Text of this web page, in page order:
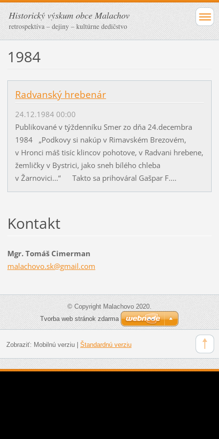
Historický výskum obce Malachov
retrospektíva – dejiny – kultúrne dedičstvo
1984
Radvanský hrebenár
24.12.1984 00:00
Publikované v týždenníku Smer zo dňa 24.decembra
1984 „Podkovy si nakúp v Rimavském Brezovém,
v Hronci máš tisíc klincov pohotove, v Radvani hrebene,
žemličky v Bystrici, jako sneh bílého chleba
v Žarnovici...“ Takto sa prihováral Gašpar F....
Kontakt
Mgr. Tomáš Cimerman
malachovo.sk@gmail.com
© Copyright Malachovo 2020.
Tvorba web stránok zdarma
Zobraziť: Mobilnú verziu| Štandardnú verziu